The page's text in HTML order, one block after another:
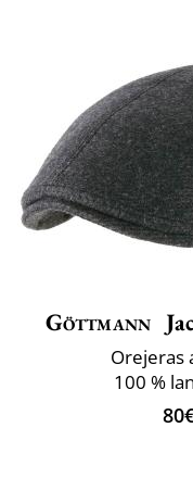
Göttmann
Orejeras
100 %